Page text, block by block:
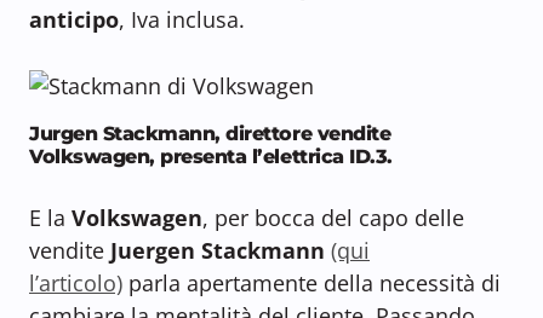
anticipo, Iva inclusa.
Jurgen Stackmann, direttore vendite
Volkswagen, presenta l’elettrica ID.3.
E la Volkswagen, per bocca del capo delle
vendite Juergen Stackmann (qui
l’articolo) parla apertamente della necessità di